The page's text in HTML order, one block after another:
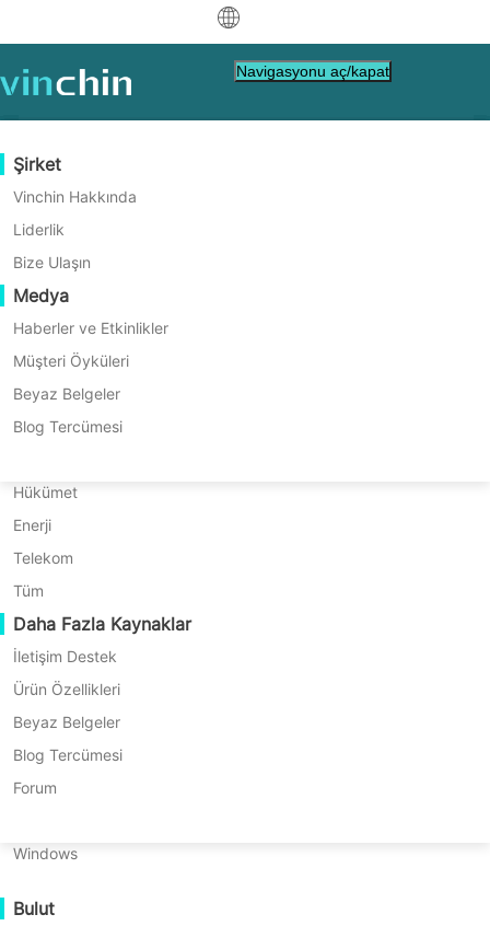
İndir Destek
Satış
Temsilcisiyle
中文
Veri Koruma
Yedekleme ve Kurtarma
Gerçek Zamanlı Yeniden Yapılandırma
Sürekli Veri Koruma
Yedek Kopya için Dış Site
Arşivleme
İş Orkestrasyonu
İş Yükü Taşınabilirliği
V2V Geçişi
P2P Geçişi
C2C Geçişi
C2V Geçişi
P2C Geçişi
Kurtarılabilirlik
VM Kurtarma Doğrulama
OS Kurtarma Doğrulama
Veri Güvenliği
Sanal
VMware
Hyper-V
Proxmox
XCP-ng
oVirt
H3C CAS/UIS
ZStack
Sangfor HCI
Huawei FusionCompute
Red Hat Virtualization
Oracle OLVM
XenServer/Citrix Hypervisor
KayGrid
InCloud Sphere
Arcfra
FusionOne Compute
NexaVM
Fiziksel Sunucu
Windows
Bulut
Destek Kaynakları
Bilgi Tabanı
Nasıl Yapılır Videoları
Yardım Merkezi
Canlı Etkinlikler
Webinars
Canlı Örnek
Müşteri Öyküleri
IT Hizmetleri
Hükümet
Enerji
Telekom
Tüm
Daha Fazla Kaynaklar
İletişim Destek
Ürün Özellikleri
Beyaz Belgeler
Blog Tercümesi
Forum
Satın Alma Rehberi
Nasıl Satın Alacağınızı Öğrenin
Lisanslama Politikası
SSS
İletişim
Teklif Talebi İste
Bir Ortak Olun
Ortaklık Programı
Bir Ortak Olun
Bir Ortak Bul
Yerel bir ortak bulun
Zaten bir ortak mısınız?
Partner Portal Girişi
Şirket
Vinchin Hakkında
Liderlik
Bize Ulaşın
Medya
Haberler ve Etkinlikler
Müşteri Öyküleri
Beyaz Belgeler
Blog Tercümesi
Navigasyonu aç/kapat
Microsoft Exchange Online
Verilerinizi Güvenle Koruyun
Güvenli, Güvenilir E-posta Koruması
ÜCRETSİZ DENEMEYİ İNDİR
Sürüm)
* Kredi kartına gerek yok
* 10 dakikada başlayın